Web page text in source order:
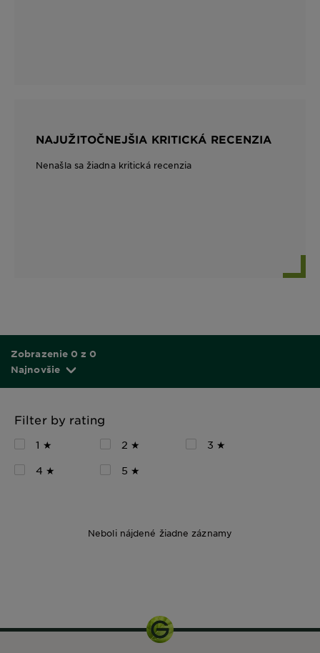
NAJUŽITOČNEJŠIA KRITICKÁ RECENZIA
Nenašla sa žiadna kritická recenzia
Zobrazenie 0 z 0
Najnovšie
Filter by rating
1 ★ 2 ★
3 ★
4 ★
5 ★
Neboli nájdené žiadne záznamy